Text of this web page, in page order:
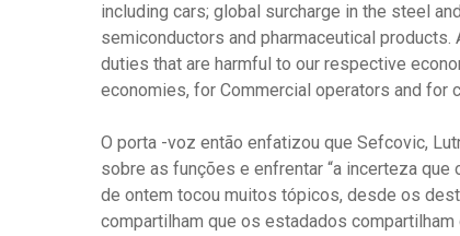
including cars; global surcharge in the steel
semiconductors and pharmaceutical
duties that are harmful to our respective
economies, for Commercial operators and for
O porta -voz então enfatizou que Sefcovic,
sobre as funções e enfrentar “a incerteza
de ontem tocou muitos tópicos, desde os
compartilham que os estadados